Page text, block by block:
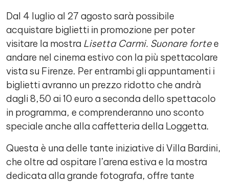
Dal 4 luglio al 27 agosto sarà possibile
acquistare biglietti in promozione per poter
visitare la mostra Lisetta Carmi. Suonare fortee
andare nel cinema estivo con la più spettacolare
vista su Firenze. Per entrambi gli appuntamenti i
biglietti avranno un prezzo ridotto che andrà
dagli 8,50 ai 10 euro a seconda dello spettacolo
in programma, e comprenderanno uno sconto
speciale anche alla caffetteria della Loggetta.
Questa è una delle tante iniziative di Villa Bardini,
che oltre ad ospitare l’arena estiva e la mostra
dedicata alla grande fotografa, offre tante